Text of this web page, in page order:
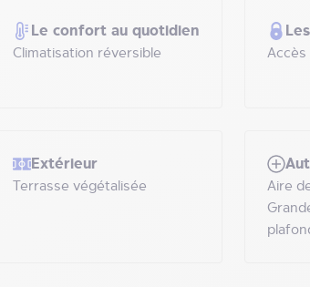
Le confort au quotidien
Climatisation réversible Accès
Extérieur
Terrasse végétalisée
Aire